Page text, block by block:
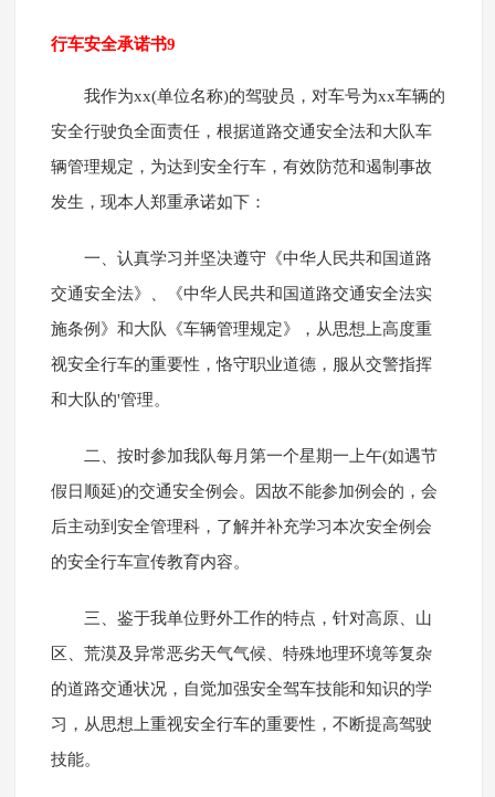
行车安全承诺书9
我作为xx(单位名称)的驾驶员，对车号为xx车辆的
安全行驶负全面责任，根据道路交通安全法和大队车
辆管理规定，为达到安全行车，有效防范和遏制事故
发生，现本人郑重承诺如下：
一、认真学习并坚决遵守《中华人民共和国道路
交通安全法》、《中华人民共和国道路交通安全法实
施条例》和大队《车辆管理规定》，从思想上高度重
视安全行车的重要性，恪守职业道德，服从交警指挥
和大队的'管理。
二、按时参加我队每月第一个星期一上午(如遇节
假日顺延)的交通安全例会。因故不能参加例会的，会
后主动到安全管理科，了解并补充学习本次安全例会
的安全行车宣传教育内容。
三、鉴于我单位野外工作的特点，针对高原、山
区、荒漠及异常恶劣天气气候、特殊地理环境等复杂
的道路交通状况，自觉加强安全驾车技能和知识的学
习，从思想上重视安全行车的重要性，不断提高驾驶
技能。